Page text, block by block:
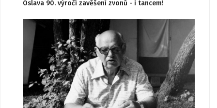
Oslava 90. výročí zavěšení zvonů - i tancem!